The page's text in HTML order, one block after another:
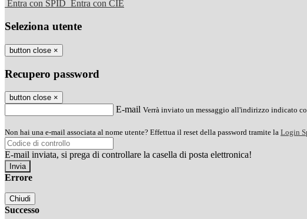
Entra con SPID Entra con CIE
Seleziona utente
button close ×
Recupero password
button close ×
E-mail Verrà inviato un messaggio all'indirizzo indicato
Non hai una e-mail associata al nome utente? Effettua il reset della password tramite la Login
E-mail inviata, si prega di controllare la casella di posta elettronica!
Errore
Chiudi
Successo